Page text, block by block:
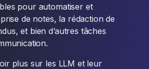
pour automatiser et
de notes, la rédaction de
et bien d’autres tâches
plus sur les LLM et leur